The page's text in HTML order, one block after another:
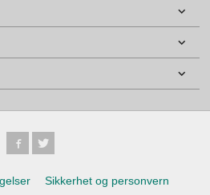
Sikkerhet og personvern